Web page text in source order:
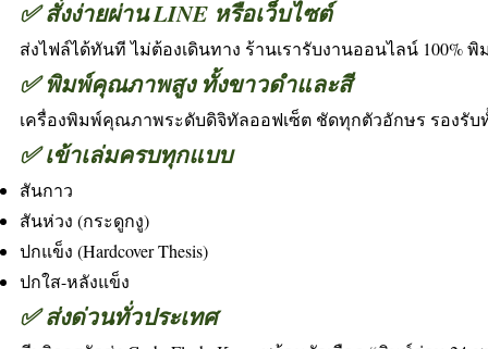
✅ สั่งง่ายผ่าน LINE หรือเว็บไซต์
ส่งไฟล์ได้ทันที ไม่ต้องเดินทาง ร้านเรารับงานออนไลน์ 100%
✅ พิมพ์คุณภาพสูง ทั้งขาวดำและสี
เครื่องพิมพ์คุณภาพระดับดิจิทัลออฟเซ็ต ชัดทุกตัวอักษร รองรับทั้
✅ เข้าเล่มครบทุกแบบ
สันกาว
สันห่วง (กระดูกงู)
ปกแข็ง (Hardcover Thesis)
ปกใส-หลังแข็ง
✅ ส่งด่วนทั่วประเทศ